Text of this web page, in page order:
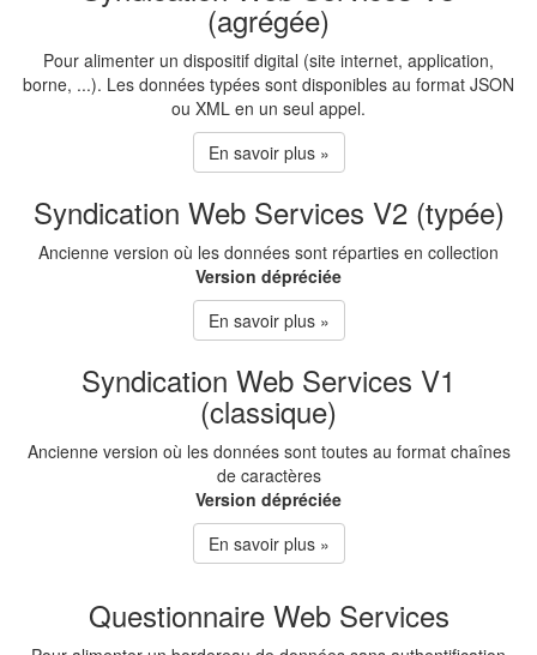
(agrégée)
Pour alimenter un dispositif digital (site internet, application,
borne, ...). Les données typées sont disponibles au format JSON
ou XML en un seul appel.
En savoir plus »
Syndication Web Services V2 (typée)
Ancienne version où les données sont réparties en collection
Version dépréciée
En savoir plus »
Syndication Web Services V1
(classique)
Ancienne version où les données sont toutes au format chaînes
de caractères
Version dépréciée
En savoir plus »
Questionnaire Web Services